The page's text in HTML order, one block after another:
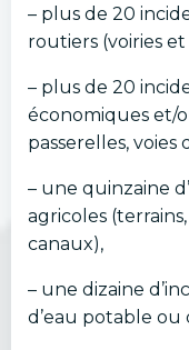
– plus de 20
routiers (voiries
– plus de 20
économiques et/
passerelles, voies
– une quinzaine
agricoles
canaux),
– une dizaine
d’eau potable ou